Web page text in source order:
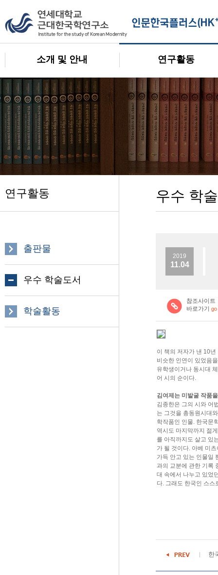
소개 및 안내 연구활동
연구활동
출판물
우수 학술도서
학술활동
우수 학
2019
11.04
참조사이트
바로가기
go
이 책의 저자가 낸 10
비슷한 인연이 있었음
유학생이거나 동시대
어 시의 순이다.
김여제는 미발굴 작품
김종한은 그의 시와 어
는 그것을 총동원시대
학작품인 인물. 한국문
역시도 마지막까지 젊
를 아직까지도 살고 있
가 될 것이다. 아베 미
가득 안고 있는 인물일
과의 교분에 관한 기록
대 속에서 나누고 있었
다. 그래도 한국인 스스
한